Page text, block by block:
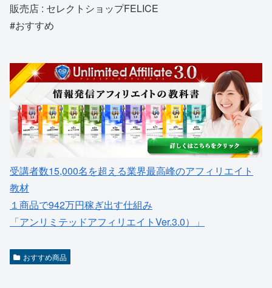
販売店 : セレクトショップFELICE
#おすすめ
受講者数15,000名を超える業界最高峰のアフィリエイト
教材
１商品で942万円稼ぎ出す仕組み
「アンリミテッドアフィリエイトVer.3.0）」
おすすめ商品